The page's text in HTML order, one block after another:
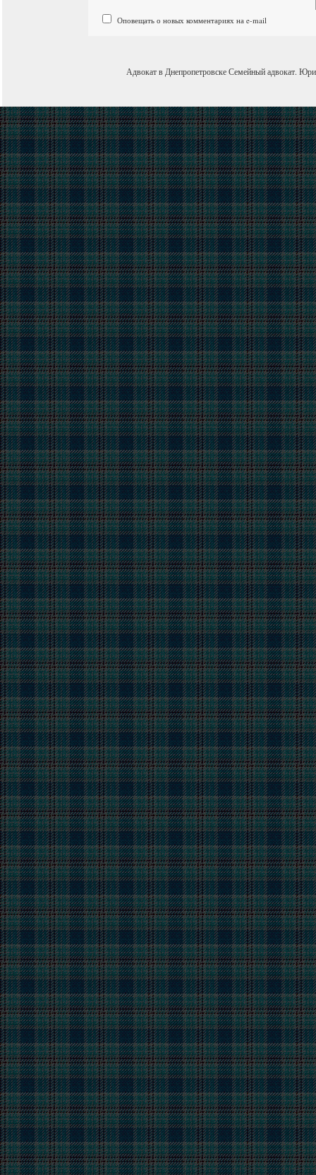
Оповещать о новых комментариях на e-mail
Адвокат в ДнепропетровскеСемейный адвокат.